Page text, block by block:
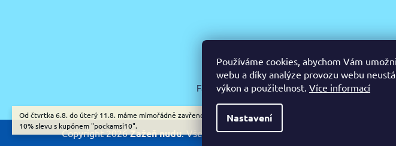
Používáme cookies, abychom Vám
webu a díky analýze provozu webu
výkon a použitelnost. Více informací
Nastavení
Od čtvrtka 6.8. do úterý 11.8. máme mimořádně zavřeno. Nespěcháte? Využijte
10% slevu s kupónem "pockamsi10".
Facebook Instagram Pinterest YouTube
Copyright 2026Zažeň nudu. Všechna práva vyhrazena.